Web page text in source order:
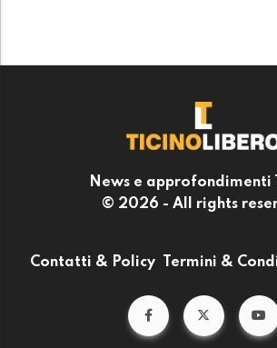
News e approfondimenti
© 2026 - All rights
Contatti & Policy Termini &